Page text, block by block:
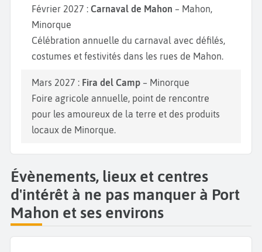
Février 2027 : Carnaval de Mahon – Mahon,
Minorque
Célébration annuelle du carnaval avec défilés,
costumes et festivités dans les rues de Mahon.
Mars 2027 : Fira del Camp – Minorque
Foire agricole annuelle, point de rencontre
pour les amoureux de la terre et des produits
locaux de Minorque.
Évènements, lieux et centres
d'intérêt à ne pas manquer à Port
Mahon et ses environs